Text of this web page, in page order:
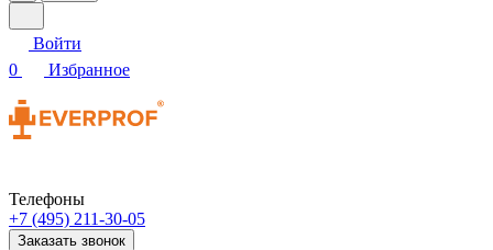
Войти
0
Избранное
Телефоны
+7 (495) 211-30-05
Заказать звонок